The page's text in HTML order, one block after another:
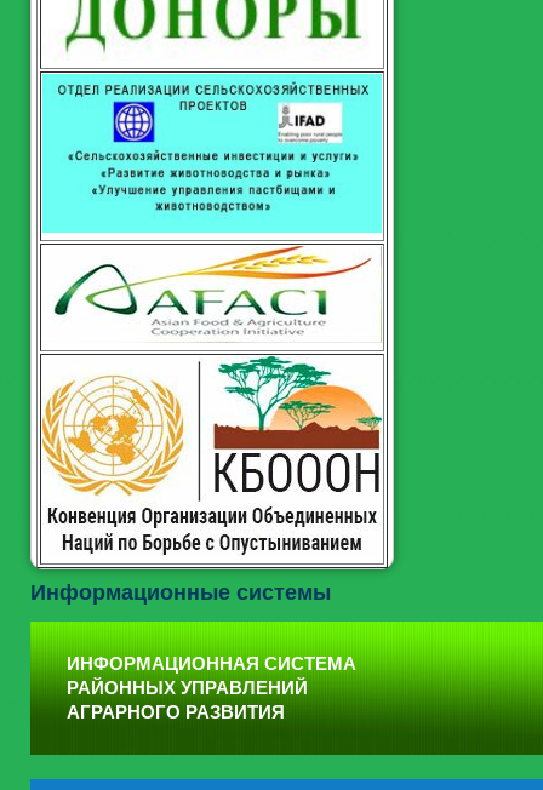
Информационные системы
ИНФОРМАЦИОННАЯ СИСТЕМА
РАЙОННЫХ УПРАВЛЕНИЙ
АГРАРНОГО РАЗВИТИЯ